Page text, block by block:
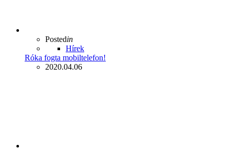
Postedin
Hírek
Róka fogta mobiltelefon!
2020.04.06